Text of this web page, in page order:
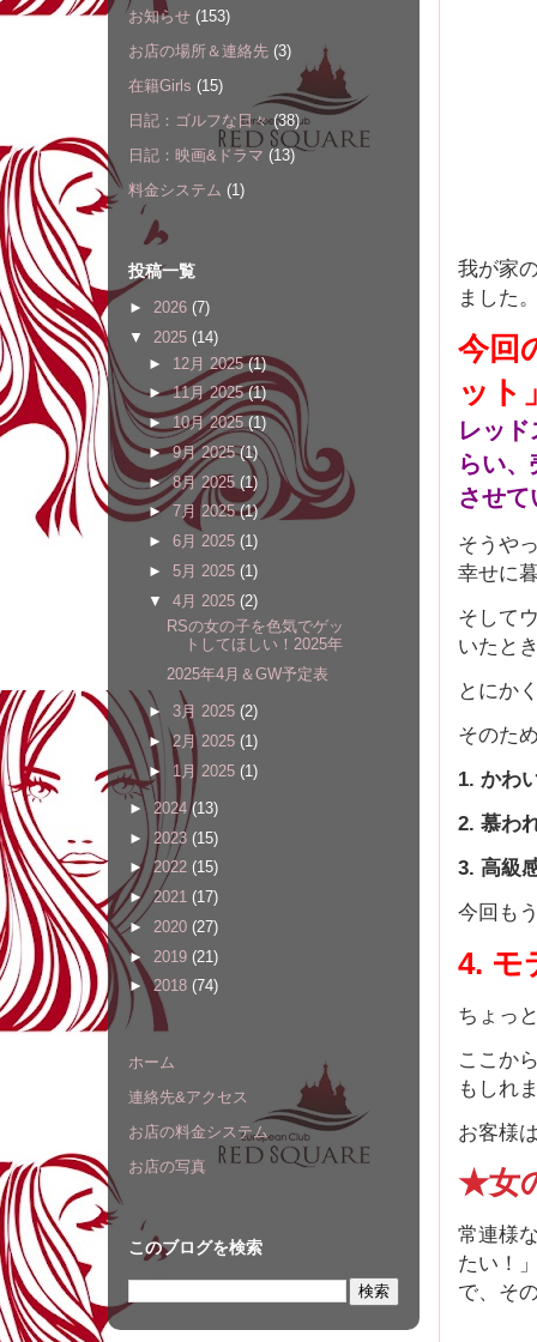
我が家
ました
今回
ット
レッ
らい
させ
そうや
幸せに
そして
いたと
とにか
そのた
1. かわ
2. 慕わ
3. 高級
今回も
4. モ
ちょっ
ここか
もしれ
お客様
★女
常連様
たい！
で、そ
お知らせ (153)
お店の場所＆連絡先 (3)
在籍Girls (15)
日記：ゴルフな日々 (38)
日記：映画&ドラマ (13)
料金システム (1)
投稿一覧
► 2026 (7)
▼ 2025 (14)
► 12月 2025(1)
►11月 2025(1)
► 10月 2025(1)
►9月 2025(1)
►8月 2025 (1)
►7月 2025(1)
► 6月 2025 (1)
► 5月 2025 (1)
▼ 4月 2025 (2)
RSの女の子を色気でゲッ
トしてほしい！2025年
2025年4月＆GW予定表
► 3月 2025 (2)
►2月 2025 (1)
► 1月 2025 (1)
► 2024(13)
► 2023 (15)
►2022 (15)
►2021 (17)
► 2020 (27)
► 2019 (21)
►2018 (74)
ホーム
連絡先&アクセス
お店の料金システム
お店の写真
このブログを検索